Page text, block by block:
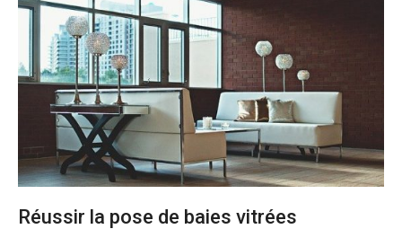
Réussir la pose de baies vitrées